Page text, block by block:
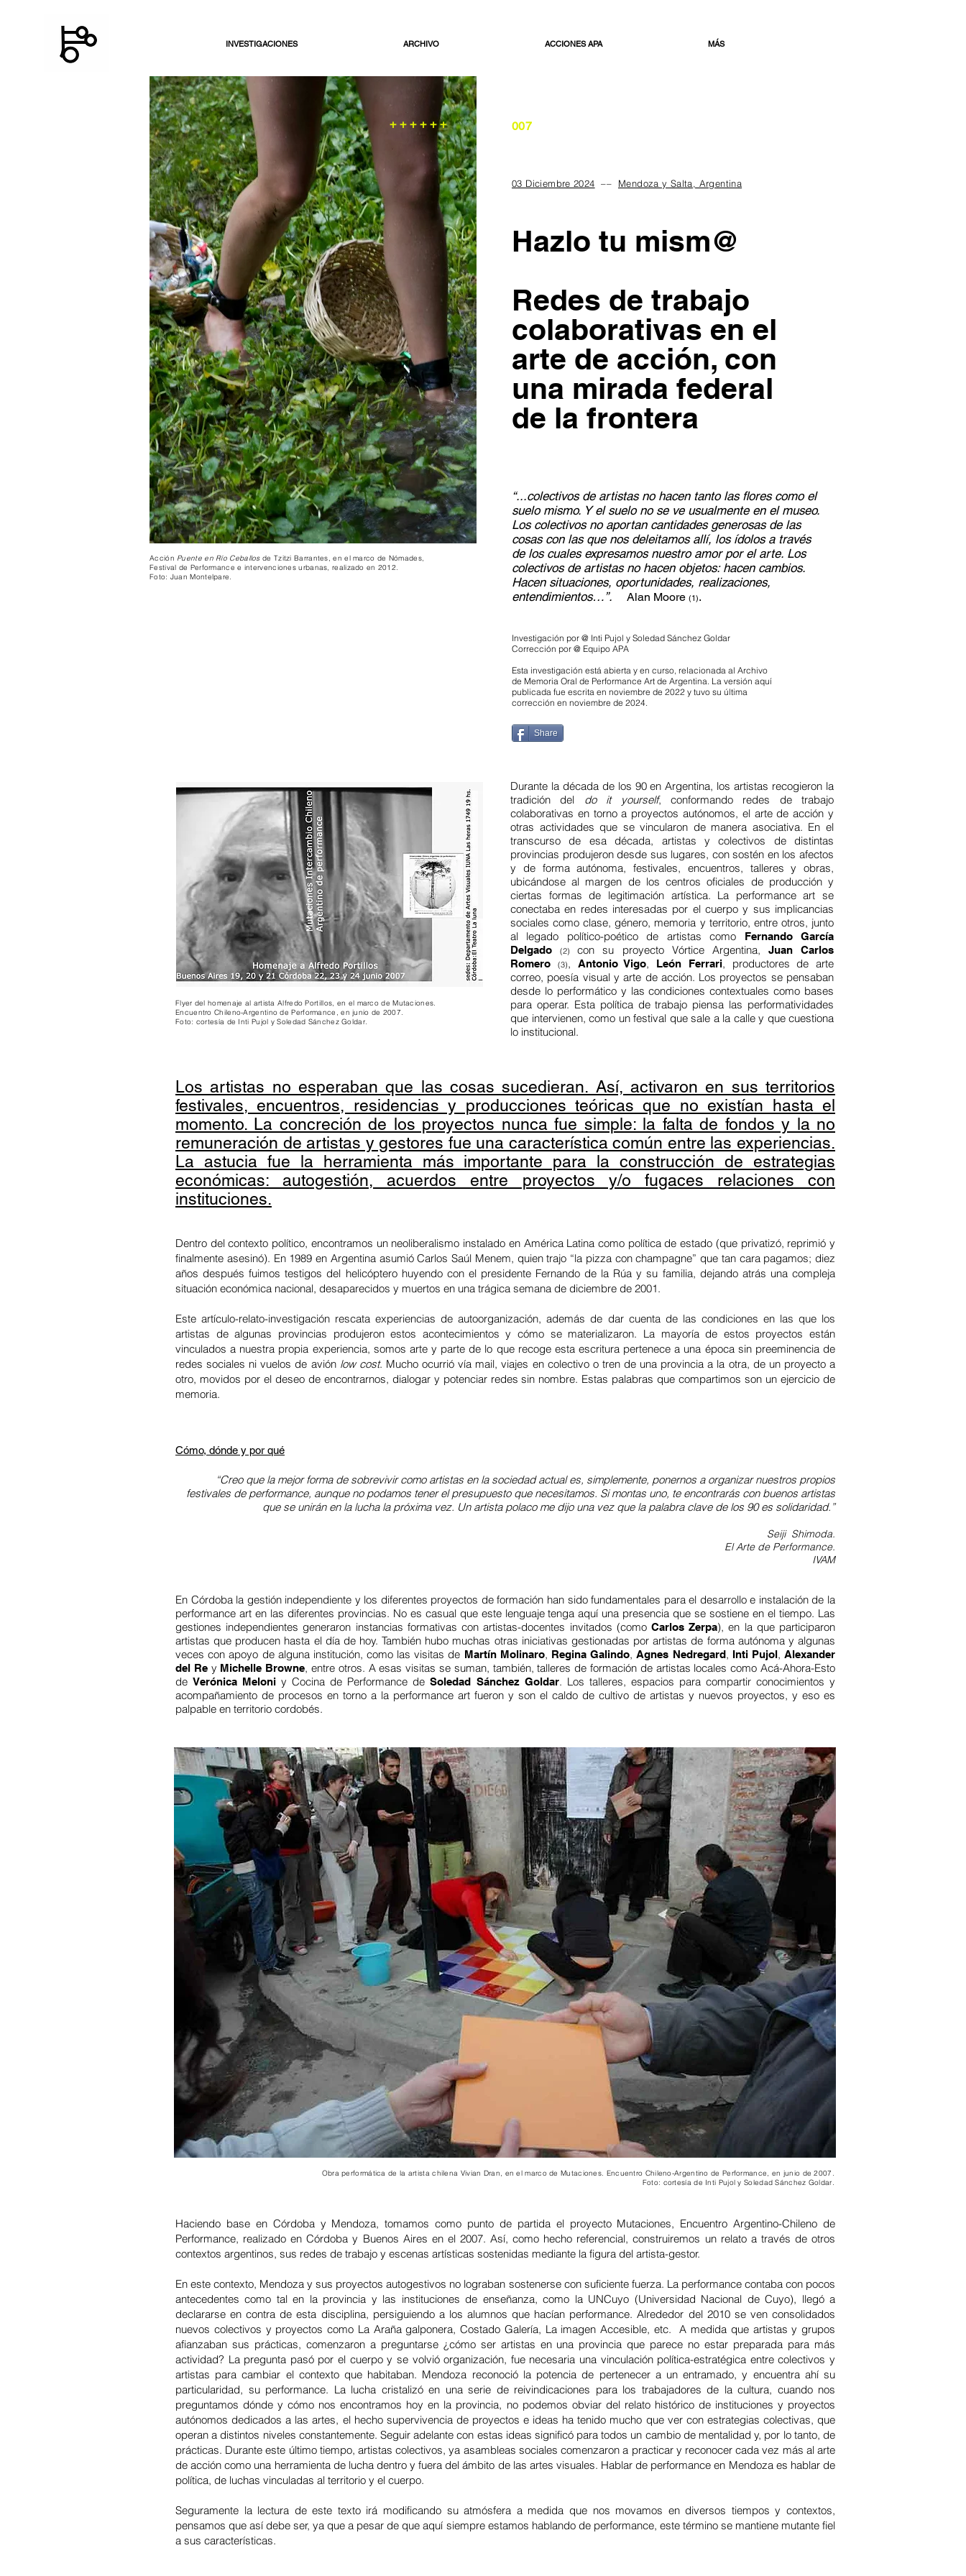
INVESTIGACIONES ARCHIVO ACCIONES APA MÁS
+ + + + + +
AcciónPuente en Río Ceballosde Tzitzi Barrantes, en el marco de Nómades,
Festival de Performance e intervenciones urbanas, realizado en 2012.
Foto: Juan Montelpare.
007
03 Diciembre 2024 –– Mendoza y Salta, Argentina
Hazlo tu mism@
Redes de trabajo
colaborativas en el
arte de acción, con
una mirada federal
de la frontera
“...colectivos de artistas no hacen tanto las flores como el
suelo mismo. Y el suelo no se ve usualmente en el museo.
Los colectivos no aportan cantidades generosas de las
cosas con las que nos deleitamos allí, los ídolos a través
de los cuales expresamos nuestro amor por el arte. Los
colectivos de artistas no hacen objetos: hacen cambios.
Hacen situaciones, oportunidades, realizaciones,
entendimientos…”. Alan Moore (1).
Investigación por @ Inti Pujol y Soledad Sánchez Goldar
Corrección por @ Equipo APA
Esta investigación está abierta y en curso, relacionada al Archivo
de Memoria Oral de Performance Art de Argentina. La versión aquí
publicada fue escrita en noviembre de 2022 y tuvo su última
corrección en noviembre de 2024.
Share
Flyer del homenaje al artista Alfredo Portillos, en el marco de Mutaciones.
Encuentro Chileno-Argentino de Performance, en junio de 2007.
Foto: cortesía de Inti Pujol y Soledad Sánchez Goldar.
Durante la década de los 90 en Argentina, los artistas recogieron la
tradición del do it yourself, conformando redes de trabajo
colaborativas en torno a proyectos autónomos, el arte de acción y
otras actividades que se vincularon de manera asociativa. En el
transcurso de esa década, artistas y colectivos de distintas
provincias produjeron desde sus lugares, con sostén en los afectos
y de forma autónoma, festivales, encuentros, talleres y obras,
ubicándose al margen de los centros oficiales de producción y
ciertas formas de legitimación artística. La performance art se
conectaba en redes interesadas por el cuerpo y sus implicancias
sociales como clase, género, memoria y territorio, entre otros, junto
al legado político-poético de artistas como
Fernando García
Delgado
(2)con su proyecto Vórtice Argentina,
Juan Carlos
Romero
(3), Antonio Vigo, León Ferrari, productores de arte
correo, poesía visual y arte de acción. Los proyectos se pensaban
desde lo performático y las condiciones contextuales como bases
para operar. Esta política de trabajo piensa las performatividades
que intervienen, como un festival que sale a la calle y que cuestiona
lo institucional.
Los artistas no esperaban que las cosas sucedieran. Así, activaron en sus territorios
festivales, encuentros, residencias y producciones teóricas que no existían hasta el
momento. La concreción de los proyectos nunca fue simple: la falta de fondos y la no
remuneración de artistas y gestores fue una característica común entre las experiencias.
La astucia fue la herramienta más importante para la construcción de estrategias
económicas: autogestión, acuerdos entre proyectos y/o fugaces relaciones con
instituciones.
Dentro del contexto político, encontramos un neoliberalismo instalado en América Latina como política de estado (que privatizó, reprimió y
finalmente asesinó). En 1989 en Argentina asumió Carlos Saúl Menem, quien trajo “la pizza con champagne” que tan cara pagamos; diez
años después fuimos testigos del helicóptero huyendo con el presidente Fernando de la Rúa y su familia, dejando atrás una compleja
situación económica nacional, desaparecidos y muertos en una trágica semana de diciembre de 2001.
Este artículo-relato-investigación rescata experiencias de autoorganización, además de dar cuenta de las condiciones en las que los
artistas de algunas provincias produjeron estos acontecimientos y cómo se materializaron. La mayoría de estos proyectos están
vinculados a nuestra propia experiencia, somos arte y parte de lo que recoge esta escritura pertenece a una época sin preeminencia de
redes sociales ni vuelos de avión low cost. Mucho ocurrió vía mail, viajes en colectivo o tren de una provincia a la otra, de un proyecto a
otro, movidos por el deseo de encontrarnos, dialogar y potenciar redes sin nombre. Estas palabras que compartimos son un ejercicio de
memoria.
Cómo, dónde y por qué
“Creo que la mejor forma de sobrevivir como artistas en la sociedad actual es, simplemente, ponernos a organizar nuestros propios
festivales de performance, aunque no podamos tener el presupuesto que necesitamos. Si montas uno, te encontrarás con buenos artistas
que se unirán en la lucha la próxima vez. Un artista polaco me dijo una vez que la palabra clave de los 90 es solidaridad.”
Seiji Shimoda.
El Arte de Performance.
IVAM
En Córdoba la gestión independiente y los diferentes proyectos de formación han sido fundamentales para el desarrollo e instalación de la
performance art en las diferentes provincias. No es casual que este lenguaje tenga aquí una presencia que se sostiene en el tiempo. Las
gestiones independientes generaron instancias formativas con artistas-docentes invitados (como Carlos Zerpa), en la que participaron
artistas que producen hasta el día de hoy. También hubo muchas otras iniciativas gestionadas por artistas de forma autónoma y algunas
veces con apoyo de alguna institución, como las visitas de Martín Molinaro, Regina Galindo,Agnes Nedregard, Inti Pujol,Alexander
del Rey Michelle Browne, entre otros. A esas visitas se suman, también, talleres de formación de artistas locales como Acá-Ahora-Esto
deVerónica Meloni y Cocina de Performance deSoledad Sánchez Goldar. Los talleres, espacios para compartir conocimientos y
acompañamiento de procesos en torno a la performance art fueron y son el caldo de cultivo de artistas y nuevos proyectos, y eso es
palpable en territorio cordobés.
Obra performática de la artista chilena Vivian Dran, en el marco de Mutaciones. Encuentro Chileno-Argentino de Performance, en junio de 2007.
Foto: cortesía de Inti Pujol y Soledad Sánchez Goldar.
Haciendo base en Córdoba y Mendoza, tomamos como punto de partida el proyecto Mutaciones, Encuentro Argentino-Chileno de
Performance, realizado en Córdoba y Buenos Aires en el 2007. Así, como hecho referencial, construiremos un relato a través de otros
contextos argentinos, sus redes de trabajo y escenas artísticas sostenidas mediante la figura del artista-gestor.
En este contexto, Mendoza y sus proyectos autogestivos no lograban sostenerse con suficiente fuerza. La performance contaba con pocos
antecedentes como tal en la provincia y las instituciones de enseñanza, como la UNCuyo (Universidad Nacional de Cuyo), llegó a
declararse en contra de esta disciplina, persiguiendo a los alumnos que hacían performance. Alrededor del 2010 se ven consolidados
nuevos colectivos y proyectos como La Araña galponera, Costado Galería, La imagen Accesible, etc. A medida que artistas y grupos
afianzaban sus prácticas, comenzaron a preguntarse ¿cómo ser artistas en una provincia que parece no estar preparada para más
actividad? La pregunta pasó por el cuerpo y se volvió organización, fue necesaria una vinculación política-estratégica entre colectivos y
artistas para cambiar el contexto que habitaban. Mendoza reconoció la potencia de pertenecer a un entramado, y encuentra ahí su
particularidad, su performance. La lucha cristalizó en una serie de reivindicaciones para los trabajadores de la cultura, cuando nos
preguntamos dónde y cómo nos encontramos hoy en la provincia, no podemos obviar del relato histórico de instituciones y proyectos
autónomos dedicados a las artes, el hecho supervivencia de proyectos e ideas ha tenido mucho que ver con estrategias colectivas, que
operan a distintos niveles constantemente. Seguir adelante con estas ideas significó para todos un cambio de mentalidad y, por lo tanto, de
prácticas. Durante este último tiempo, artistas colectivos, ya asambleas sociales comenzaron a practicar y reconocer cada vez más al arte
de acción como una herramienta de lucha dentro y fuera del ámbito de las artes visuales. Hablar de performance en Mendoza es hablar de
política, de luchas vinculadas al territorio y el cuerpo.
Seguramente la lectura de este texto irá modificando su atmósfera a medida que nos movamos en diversos tiempos y contextos,
pensamos que así debe ser, ya que a pesar de que aquí siempre estamos hablando de performance, este término se mantiene mutante fiel
a sus características.